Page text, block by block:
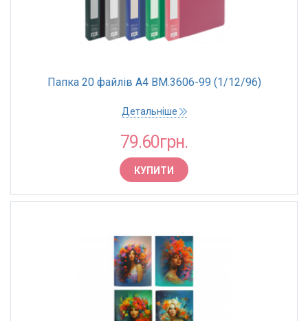
Папка 20 файлів А4 BM.3606-99 (1/12/96)
Детальніше
79.60грн.
КУПИТИ